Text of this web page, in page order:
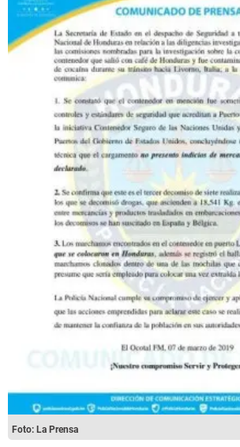
Foto: La Prensa